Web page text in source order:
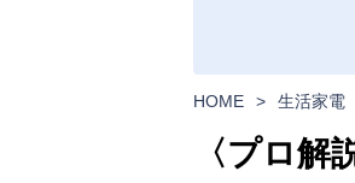
HOME > 生活家電
〈プロ